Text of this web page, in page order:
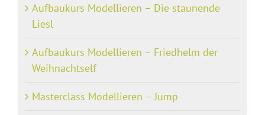
Aufbaukurs Modellieren – Die staunende
Liesl
Aufbaukurs Modellieren – Friedhelm der
Weihnachtself
Masterclass Modellieren – Jump